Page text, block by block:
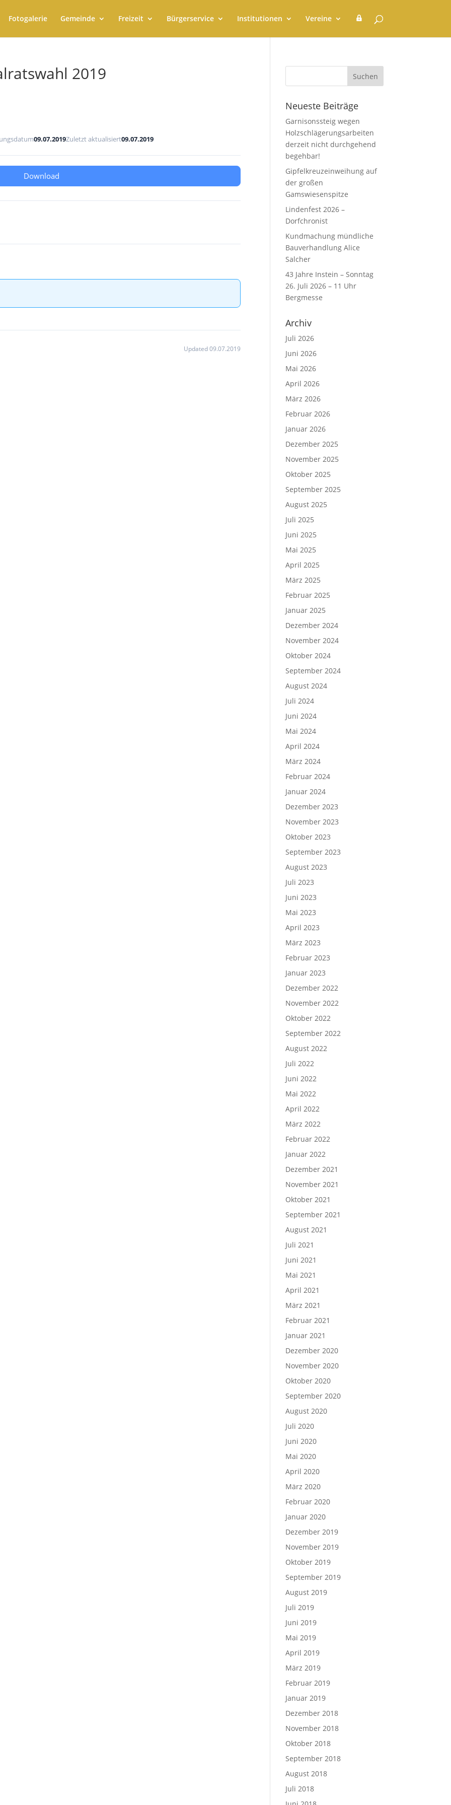
Fotogalerie Gemeinde Freizeit Bürgerservice Institutionen Vereine
e
e
r
a
t
2019
09.07.2019Zuletzt aktualisiert09.07.2019
Download
Updated 09.07.2019
Neueste Beiträge
Garnisonssteig wegen
Holzschlägerungsarbeiten
derzeit nicht durchgehend
begehbar!
Gipfelkreuzeinweihung auf
der großen
Gamswiesenspitze
Lindenfest 2026 –
Dorfchronist
Kundmachung mündliche
Bauverhandlung Alice
Salcher
43 Jahre Instein – Sonntag
26. Juli 2026 – 11 Uhr
Bergmesse
Archiv
Juli 2026
Juni 2026
Mai 2026
April 2026
März 2026
Februar 2026
Januar 2026
Dezember 2025
November 2025
Oktober 2025
September 2025
August 2025
Juli 2025
Juni 2025
Mai 2025
April 2025
März 2025
Februar 2025
Januar 2025
Dezember 2024
November 2024
Oktober 2024
September 2024
August 2024
Juli 2024
Juni 2024
Mai 2024
April 2024
März 2024
Februar 2024
Januar 2024
Dezember 2023
November 2023
Oktober 2023
September 2023
August 2023
Juli 2023
Juni 2023
Mai 2023
April 2023
März 2023
Februar 2023
Januar 2023
Dezember 2022
November 2022
Oktober 2022
September 2022
August 2022
Juli 2022
Juni 2022
Mai 2022
April 2022
März 2022
Februar 2022
Januar 2022
Dezember 2021
November 2021
Oktober 2021
September 2021
August 2021
Juli 2021
Juni 2021
Mai 2021
April 2021
März 2021
Februar 2021
Januar 2021
Dezember 2020
November 2020
Oktober 2020
September 2020
August 2020
Juli 2020
Juni 2020
Mai 2020
April 2020
März 2020
Februar 2020
Januar 2020
Dezember 2019
November 2019
Oktober 2019
September 2019
August 2019
Juli 2019
Juni 2019
Mai 2019
April 2019
März 2019
Februar 2019
Januar 2019
Dezember 2018
November 2018
Oktober 2018
September 2018
August 2018
Juli 2018